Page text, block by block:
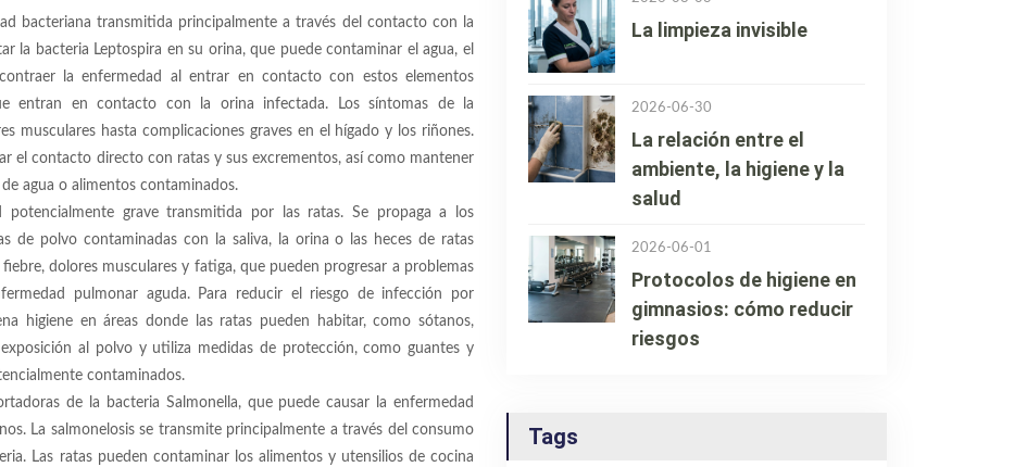
bacteriana transmitida principalmente a través del contacto con la
la bacteria Leptospira en su orina, que puede contaminar el agua, el
la enfermedad al entrar en contacto con estos elementos
entran en contacto con la orina infectada. Los síntomas de la
musculares hasta complicaciones graves en el hígado y los riñones.
el contacto directo con ratas y sus excrementos, así como mantener
agua o alimentos contaminados.
potencialmente grave transmitida por las ratas. Se propaga a los
de polvo contaminadas con la saliva, la orina o las heces de ratas
dolores musculares y fatiga, que pueden progresar a problemas
pulmonar aguda. Para reducir el riesgo de infección por
higiene en áreas donde las ratas pueden habitar, como sótanos,
al polvo y utiliza medidas de protección, como guantes y
contaminados.
de la bacteria Salmonella, que puede causar la enfermedad
La salmonelosis se transmite principalmente a través del consumo
Las ratas pueden contaminar los alimentos y utensilios de cocina
La limpieza invisible
2026-06-30
La relación entre el
ambiente, la higiene y la
salud
2026-06-01
Protocolos de higiene en
gimnasios: cómo reducir
riesgos
Tags